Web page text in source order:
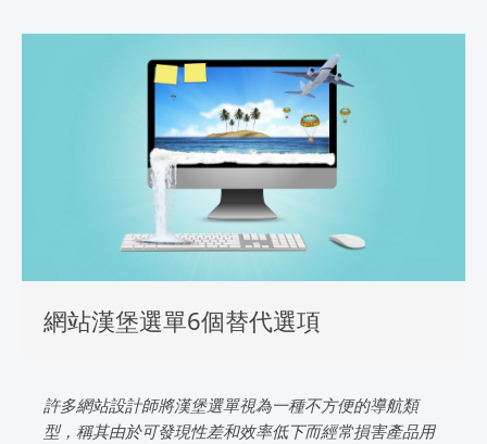
網站漢堡選單6個替代選項
許多網站設計師將漢堡選單視為一種不方便的導航類
型，稱其由於可發現性差和效率低下而經常損害產品用